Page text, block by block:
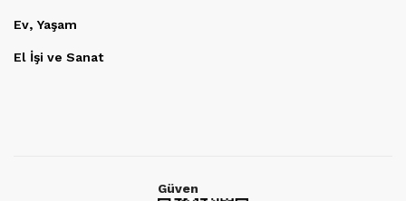
Ev, Yaşam
El İşi ve Sanat
Güven